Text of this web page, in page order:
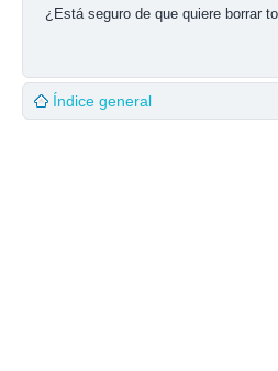
¿Está seguro de que quiere borrar
Índice general